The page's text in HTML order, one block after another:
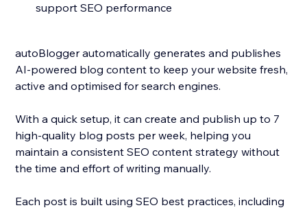
support SEO performance
autoBlogger automatically generates and publishes
AI-powered blog content to keep your website fresh,
active and optimised for search engines.
With a quick setup, it can create and publish up to 7
high-quality blog posts per week, helping you
maintain a consistent SEO content strategy without
the time and effort of writing manually.
Each post is built using SEO best practices, including